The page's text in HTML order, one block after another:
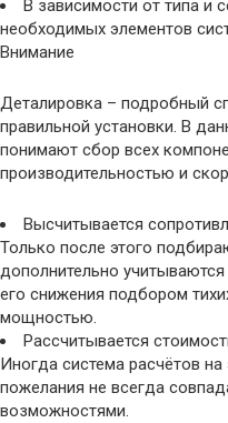
В зависимости от типа и
необходимых элементов
Внимание
Деталировка – подробный
правильной установки. В
понимают сбор всех
производительностью и
Высчитывается
Только после этого
дополнительно
его снижения подбором
мощностью.
Рассчитывается
Иногда система расчётов
пожелания не всегда
возможностями.